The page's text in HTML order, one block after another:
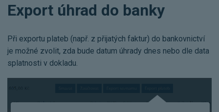
Export úhrad do banky
Při exportu plateb (např. z přijatých faktur) do bankovnictví
je možné zvolit, zda bude datum úhrady dnes nebo dle data
splatnosti v dokladu.